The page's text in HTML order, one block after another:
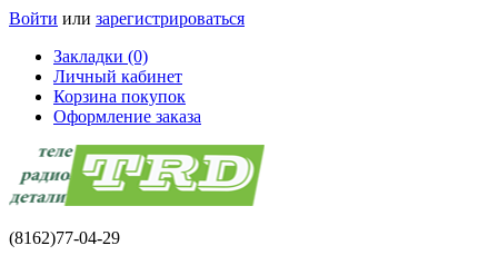
Войти или зарегистрироваться
Закладки (0)
Личный кабинет
Корзина покупок
Оформление заказа
(8162)77-04-29